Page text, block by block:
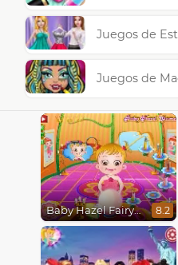
Juegos de
Juegos de
Baby Hazel Fairyland Ballet 8.2